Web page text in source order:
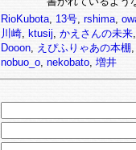
RioKubota, 13号, rshima,
川崎, ktusij, かえさんの未来,
Dooon, えぴふりゃあの本棚,
nobuo_o, nekobato, 増井